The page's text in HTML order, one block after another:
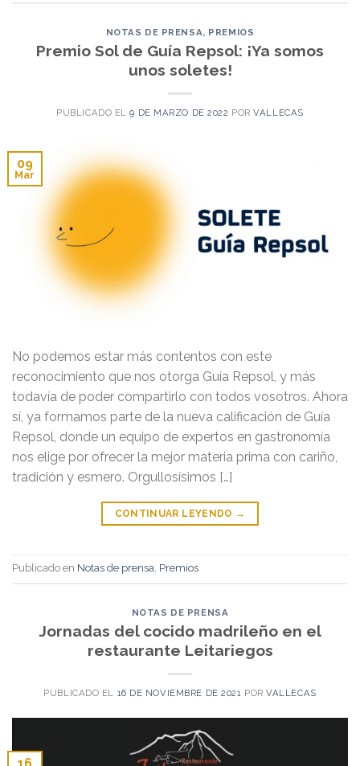
NOTAS DE PRENSA, PREMIOS
Premio Sol de Guía Repsol: ¡Ya somos
unos soletes!
PUBLICADO EL9 DE MARZO DE 2022 PORVALLECAS
09
Mar
No podemos estar más contentos con este
reconocimiento que nos otorga Guía Repsol, y más
todavía de poder compartirlo con todos vosotros. Ahora
sí, ya formamos parte de la nueva calificación de Guía
Repsol, donde un equipo de expertos en gastronomía
nos elige por ofrecer la mejor materia prima con cariño,
tradición y esmero. Orgullosísimos […]
CONTINUAR LEYENDO →
Publicado en Notas de prensa, Premios
NOTAS DE PRENSA
Jornadas del cocido madrileño en el
restaurante Leitariegos
PUBLICADO EL 16 DE NOVIEMBRE DE 2021 PORVALLECAS